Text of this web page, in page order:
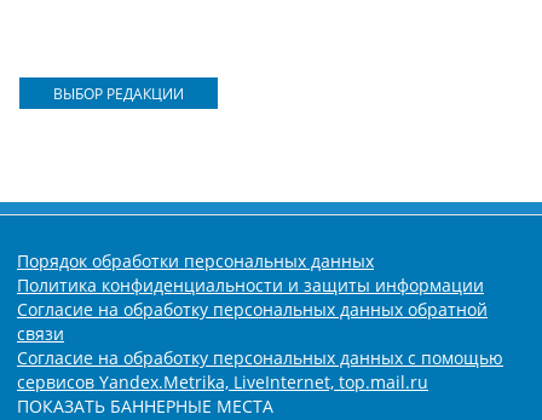
ВЫБОР РЕДАКЦИИ
Порядок обработки персональных данных
Политика конфиденциальности и защиты информации
Согласие на обработку персональных данных обратной
связи
Согласие на обработку персональных данных с помощью
сервисов Yandex.Metrika, LiveInternet, top.mail.ru
ПОКАЗАТЬ БАННЕРНЫЕ МЕСТА